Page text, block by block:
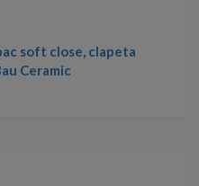
soft close, clapeta
Ceramic